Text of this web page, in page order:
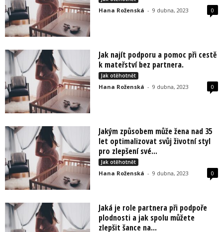
Hana Roženská - 9 dubna, 2023 0
Jak najít podporu a pomoc při cestě
k mateřství bez partnera.
Jak otěhotnět
Hana Roženská - 9 dubna, 2023 0
Jakým způsobem může žena nad 35
let optimalizovat svůj životní styl
pro zlepšení své...
Jak otěhotnět
Hana Roženská - 9 dubna, 2023 0
Jaká je role partnera při podpoře
plodnosti a jak spolu můžete
zlepšit šance na...